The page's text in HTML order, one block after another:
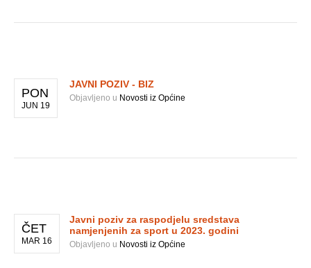
PON
JUN 19
JAVNI POZIV - BIZ
Objavljeno u Novosti iz Općine
ČET
MAR 16
Javni poziv za raspodjelu sredstava
namjenjenih za sport u 2023. godini
Objavljeno u Novosti iz Općine